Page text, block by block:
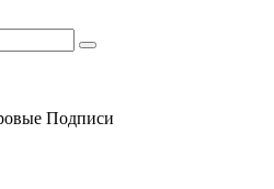
Подписи